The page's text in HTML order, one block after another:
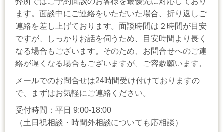
ます。面談中にご連絡をいただいた場合、折り返しご
連絡を差し上げております。面談時間は２時間が目安
ですが、しっかりお話を伺うため、目安時間より長く
なる場合もございます。そのため、お問合せへのご連
絡が遅くなる場合もございますが、ご容赦願います。
メールでのお問合せは24時間受け付けておりますの
で、まずはお気軽にご連絡ください。
受付時間：平日 9:00-18:00
（土日祝相談・時間外相談についても応相談）